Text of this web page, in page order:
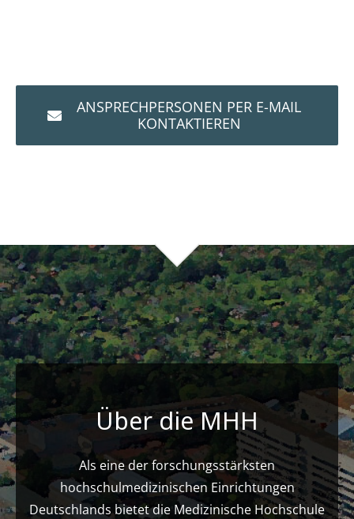
ANSPRECHPERSONEN PER E-MAIL
KONTAKTIEREN
Über die MHH
Als eine der forschungsstärksten
hochschulmedizinischen Einrichtungen
Deutschlands bietet die Medizinische Hochschule